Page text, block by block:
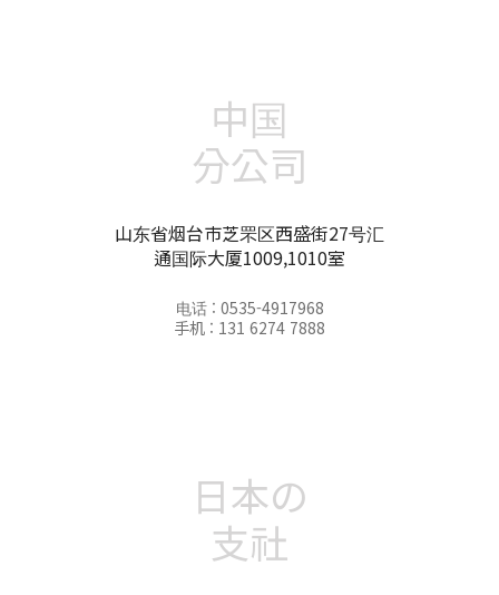
中国
分公司
山东省烟台市芝罘区西盛街27号汇
通国际大厦1009,1010室
电话 : 0535-4917968
手机 : 131 6274 7888
日本の
支社